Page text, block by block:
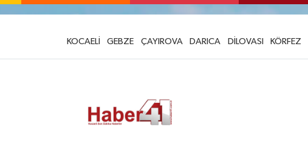
KOCAELİ GEBZE ÇAYIROVA DARICA DİLOVASI KÖRFEZ